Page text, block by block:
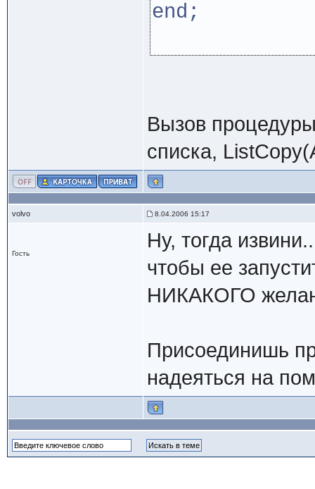
end;
Вызов
списка,
volvo 8.04.2006 15:17
Гость
Ну, тогда
чтобы ее
НИКАКОГО
Присоединишь
надеяться на